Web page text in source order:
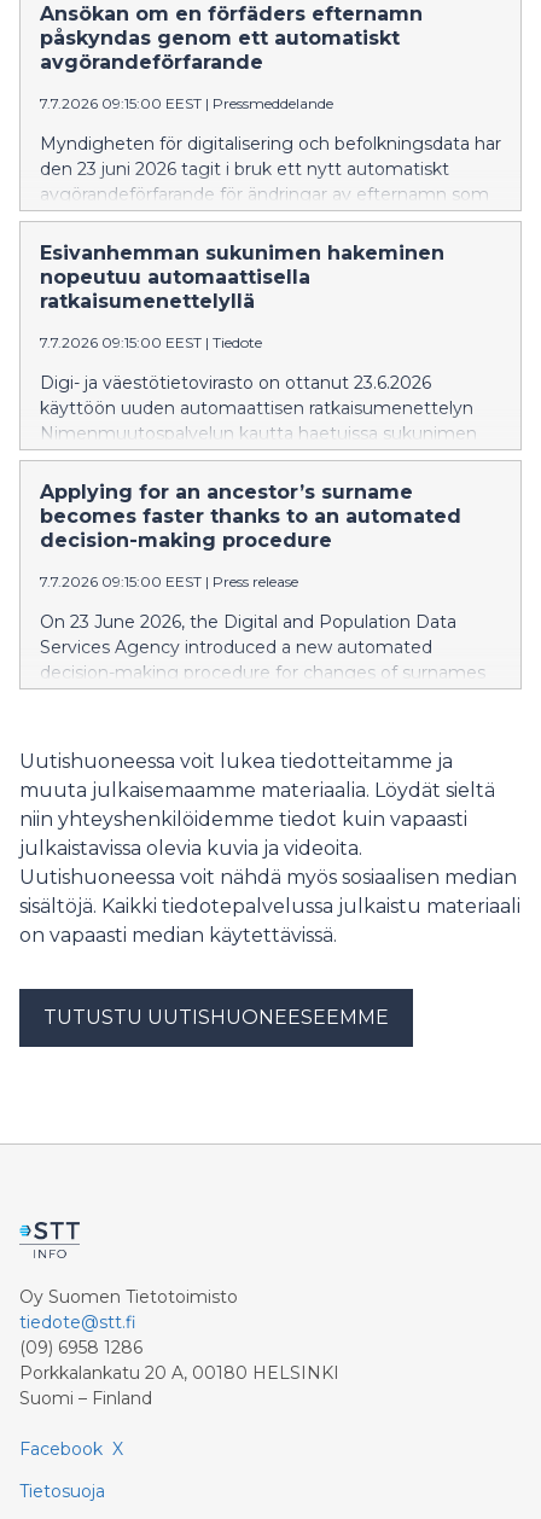
Ansökan om en förfäders efternamn
påskyndas genom ett automatiskt
avgörandeförfarande
7.7.2026 09:15:00 EEST | Pressmeddelande
Myndigheten för digitalisering och befolkningsdata har
den 23 juni 2026 tagit i bruk ett nytt automatiskt
avgörandeförfarande för ändringar av efternamn som
sökts via Namnändringstjänsten, där en myndig
person ansöker om ett nytt efternamn som hens
förälder, mormor/farmor eller morfar/farfar har haft och
vars uppgifter syns i befolkningsdatasystemet.
Esivanhemman sukunimen hakeminen
nopeutuu automaattisella
ratkaisumenettelyllä
7.7.2026 09:15:00 EEST | Tiedote
Digi- ja väestötietovirasto on ottanut 23.6.2026
käyttöön uuden automaattisen ratkaisumenettelyn
Nimenmuutospalvelun kautta haetuissa sukunimen
muutoksissa, joissa täysi-ikäinen henkilö hakee uudeksi
sukunimeksi sellaista sukunimeä, joka on ollut hänen
vanhemmallaan, isoäidillään tai isoisällään, ja tiedot
näkyvät väestötietojärjestelmässä.
Applying for an ancestor’s surname
becomes faster thanks to an automated
decision-making procedure
7.7.2026 09:15:00 EEST | Press release
On 23 June 2026, the Digital and Population Data
Services Agency introduced a new automated
decision-making procedure for changes of surnames
for a new surname that has been used by their parent,
grandmother or grandfather, and their information is
included in the Population Information System.
Uutishuoneessa voit lukea tiedotteitamme ja
muuta julkaisemaamme materiaalia. Löydät sieltä
niin yhteyshenkilöidemme tiedot kuin vapaasti
julkaistavissa olevia kuvia ja videoita.
Uutishuoneessa voit nähdä myös sosiaalisen median
sisältöjä. Kaikki tiedotepalvelussa julkaistu materiaali
on vapaasti median käytettävissä.
TUTUSTU UUTISHUONEESEEMME
Oy Suomen Tietotoimisto
tiedote@stt.fi
(09) 6958 1286
Porkkalankatu 20 A, 00180 HELSINKI
Suomi – Finland
Facebook X
Tietosuoja